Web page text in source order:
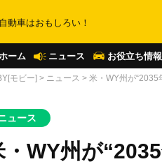
動車はおもしろい！
ーム ニュース お役立ち情報
モビー] > ニュース > 米・WY州が“2035
ュース
・WY州が